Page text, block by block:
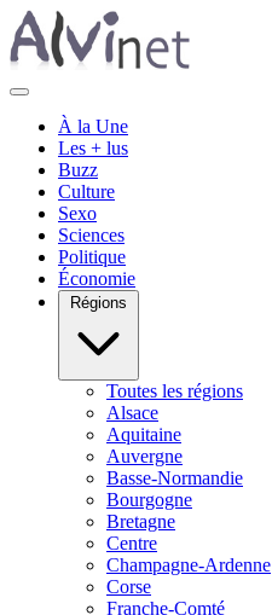
À la Une
Les + lus
Buzz
Culture
Sexo
Sciences
Politique
Économie
Régions
Toutes les régions
Alsace
Aquitaine
Auvergne
Basse-Normandie
Bourgogne
Bretagne
Centre
Champagne-Ardenne
Corse
Franche-Comté